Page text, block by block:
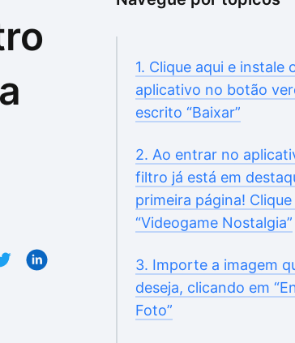
1. Clique aqui e instale
aplicativo no botão
escrito “Baixar”
2. Ao entrar no
filtro já está em
primeira página! Clique
“Videogame Nostalgia”
3. Importe a imagem
deseja, clicando em
Foto”